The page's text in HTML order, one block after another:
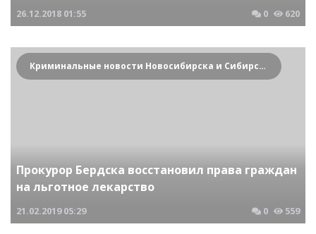
26.12.2018 01:55 0 620
Криминальные новости Новосибирска и Сибирского региона
Прокурор Бердска восстановил права граждан
на льготное лекарство
21.02.2019 05:29 0 559